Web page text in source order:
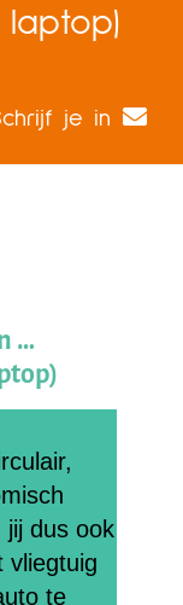
laptop)
je in
…
jij dus ook
vliegtuig
te